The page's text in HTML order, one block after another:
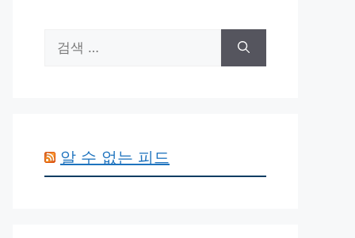
색:
알 수 없는 피드